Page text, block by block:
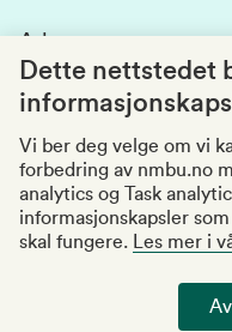
Si fra om avvik
Kvalitet i
Adresse:
Postboks 5003
1432 Ås
Organisasjonsnummer
969159570
Besøksadresser
Personvernerklæring
Dette nettstedet
Vi ber deg velge om vi
forbedring av nmbu.no
analytics og Task
informasjonskapsler
skal fungere.
Les mer i